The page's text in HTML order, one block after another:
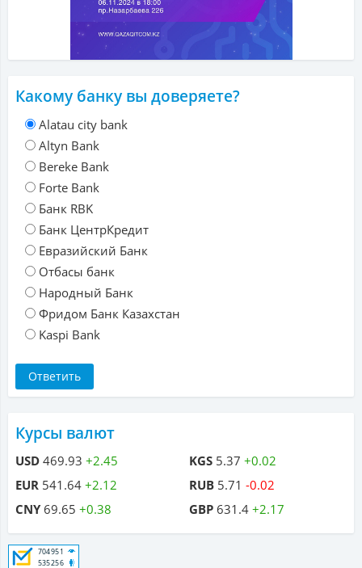
Какому банку вы доверяете?
Alatau city bank
Altyn Bank
Bereke Bank
Forte Bank
Банк RBK
Банк ЦентрКредит
Евразийский Банк
Отбасы банк
Народный Банк
Фридом Банк Казахстан
Kaspi Bank
Курсы валют
USD 469.93 +2.45
EUR 541.64 +2.12
CNY69.65 +0.38
KGS 5.37 +0.02
RUB 5.71 -0.02
GBP 631.4 +2.17